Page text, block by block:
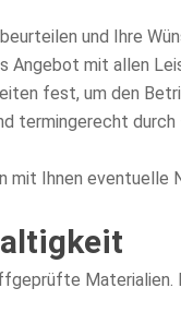
und Ihre
Angebot mit allen
fest, um den
termingerecht
mit Ihnen eventuelle
Materialien.